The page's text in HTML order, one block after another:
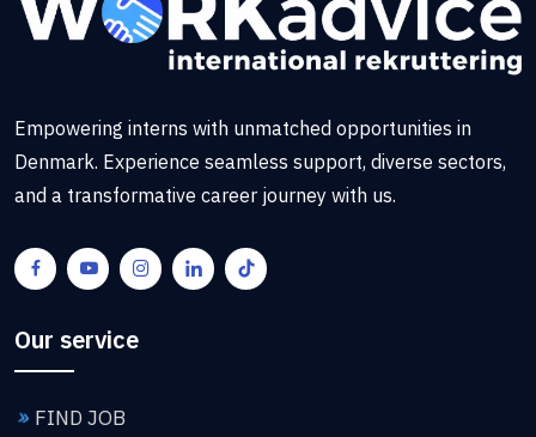
Empowering interns with unmatched opportunities in
Denmark. Experience seamless support, diverse sectors,
and a transformative career journey with us.
Our service
FIND JOB